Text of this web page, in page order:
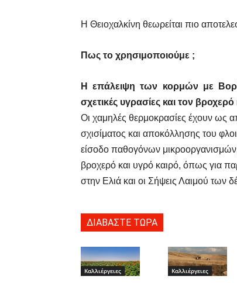
Η Θειοχαλκίνη θεωρείται πιο
Πως το χρησιμοποιούμε ;
Η επάλειψη των κορμών με
σχετικές υγρασίες και τον βροχερό
Οι χαμηλές θερμοκρασίες έχουν ως
σχισίματος και αποκόλλησης του
είσοδο παθογόνων
βροχερό και υγρό καιρό, όπως για
στην Ελιά και οι Σήψεις Λαιμού των
ΔΙΑΒΑΣΤΕ ΤΩΡΑ
Καλλιέργειες Καλλιέργειες